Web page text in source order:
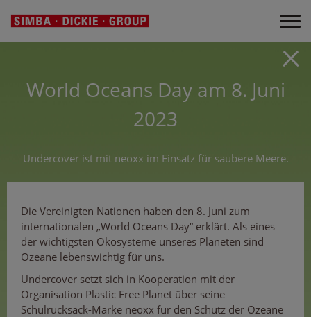
World Oceans Day am 8. Juni
2023
Undercover ist mit neoxx im Einsatz für saubere Meere.
Die Vereinigten Nationen haben den 8. Juni zum
internationalen „World Oceans Day“ erklärt. Als eines
der wichtigsten Ökosysteme unseres Planeten sind
Ozeane lebenswichtig für uns.
Undercover setzt sich in Kooperation mit der
Organisation Plastic Free Planet über seine
Schulrucksack-Marke neoxx für den Schutz der Ozeane